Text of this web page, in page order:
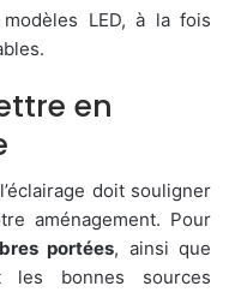
LED, à la fois
en
doit souligner
aménagement. Pour
portées, ainsi que
les bonnes sources